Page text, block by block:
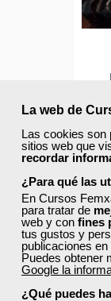
La web de
Las cookies son
sitios web que
recordar
¿Para qué las
En Cursos
para tratar de
web y con fines
tus gustos y
publicaciones
Puedes obtener
Google la
¿Qué puedes